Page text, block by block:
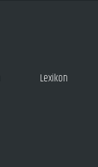
Lexikon